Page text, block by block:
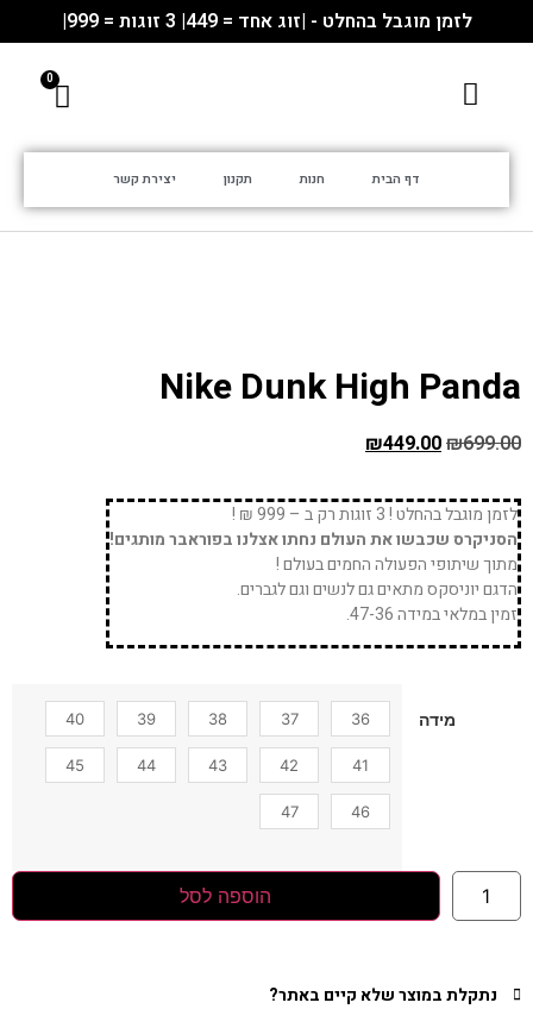
לזמן מוגבל בהחלט - |זוג אחד = 449| 3 זוגות = 999|
דף הבית חנות תקנון יצירת קשר
Nike Dunk High Panda
₪699.00
₪449.00
לזמן מוגבל בהחלט ! 3 זוגות רק ב – 999 ₪ !
הסניקרס שכבשו את העולם נחתו אצלנו בפוראבר מותגים!
מתוך שיתופי הפעולה החמים בעולם !
הדגם יוניסקס מתאים גם לנשים וגם לגברים.
זמין במלאי במידה 47-36.
מידה 36
37
38
39
40
41
42
43
44
45
46
47
הוספה לסל
נתקלת במוצר שלא קיים באתר?